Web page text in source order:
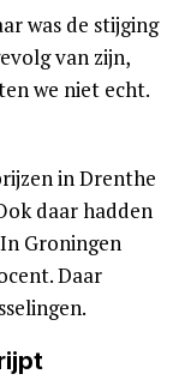
was de stijging
van zijn,
we niet echt.
in Drenthe
daar hadden
Groningen
Daar